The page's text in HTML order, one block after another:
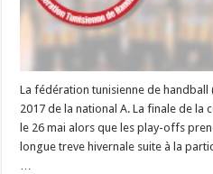
La fédération tunisienne de handball
2017 de la national A. La finale de la
le 26 mai alors que les play-offs
longue treve hivernale suite à la
…